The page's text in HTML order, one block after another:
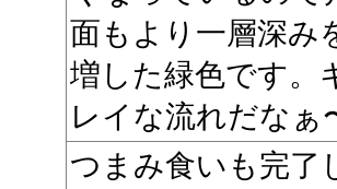
面もより一層深み
増した緑色です。
レイな流れだなぁ
つまみ食いも完了